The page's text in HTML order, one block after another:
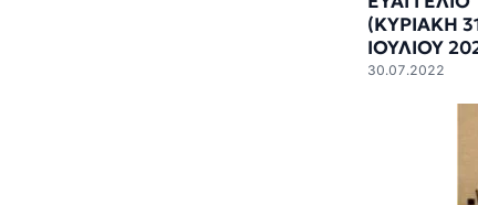
(ΚΥΡΙΑΚΗ
ΙΟΥΛΙΟΥ
30.07.2022